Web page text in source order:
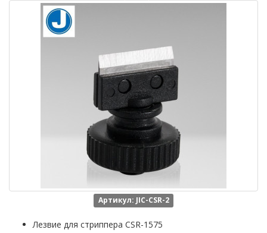
Артикул: JIC-CSR-2
Лезвие для стриппера CSR-1575